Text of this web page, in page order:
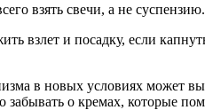
взять свечи, а не суспензию.
и посадку, если
в новых условиях может
о кремах, которые